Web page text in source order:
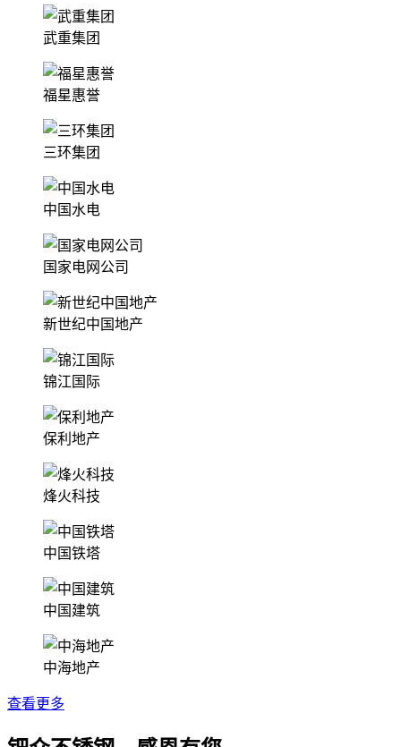
武重集团
福星惠誉
三环集团
中国水电
国家电网公司
新世纪中国地产
锦江国际
保利地产
烽火科技
中国铁塔
中国建筑
中海地产
查看更多